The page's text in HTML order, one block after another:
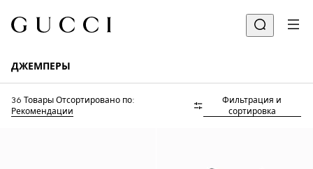
ДЖЕМПЕРЫ
36 Товары Отсортировано по:
Рекомендации
Фильтрация и
сортировка